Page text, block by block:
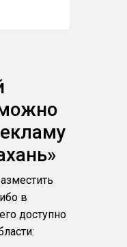
в
доступно